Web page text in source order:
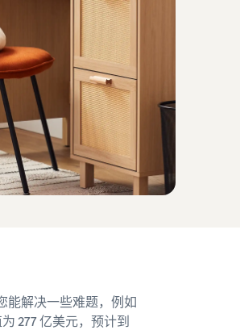
能解决一些难题，例如
277 亿美元，预计到